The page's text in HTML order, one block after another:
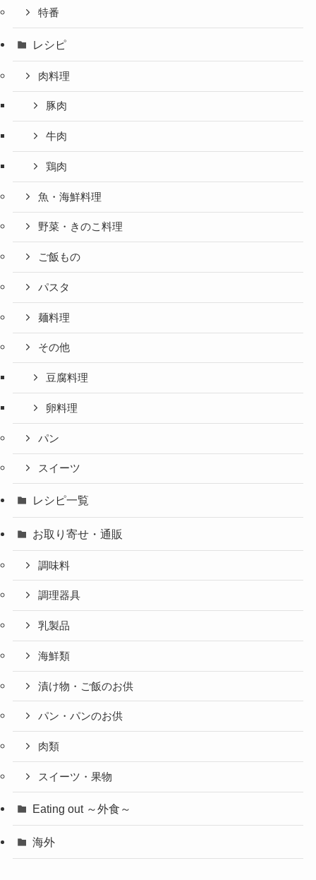
特番
レシピ
肉料理
豚肉
牛肉
鶏肉
魚・海鮮料理
野菜・きのこ料理
ご飯もの
パスタ
麺料理
その他
豆腐料理
卵料理
パン
スイーツ
レシピ一覧
お取り寄せ・通販
調味料
調理器具
乳製品
海鮮類
漬け物・ご飯のお供
パン・パンのお供
肉類
スイーツ・果物
Eating out ～外食～
海外